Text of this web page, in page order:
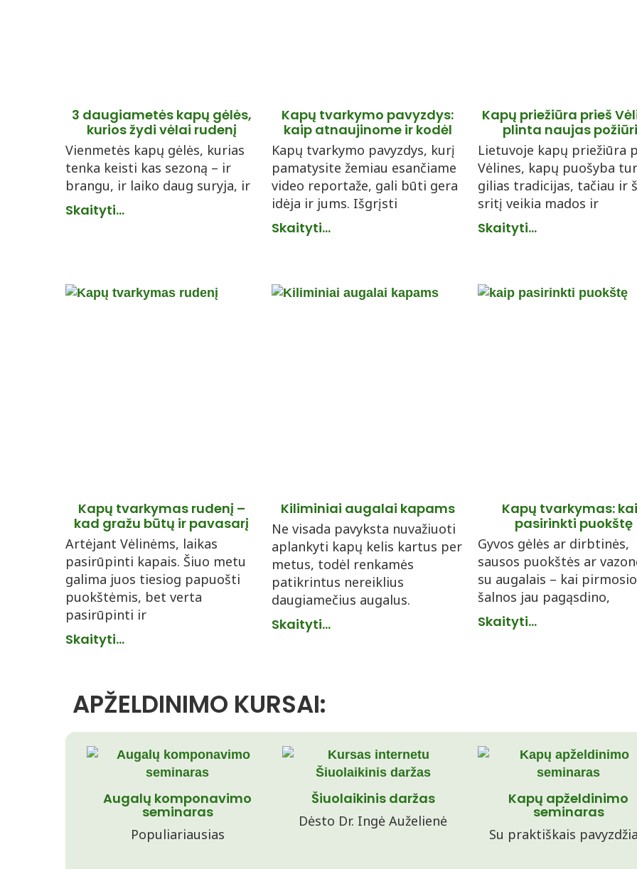
3 daugiametės kapų gėlės,
kurios žydi vėlai rudenį
Vienmetės kapų gėlės, kurias
tenka keisti kas sezoną – ir
brangu, ir laiko daug suryja, ir
Skaityti...
Kapų tvarkymo pavyzdys:
kaip atnaujinome ir kodėl
Kapų tvarkymo pavyzdys, kurį
pamatysite žemiau esančiame
video reportaže, gali būti gera
idėja ir jums. Išgrįsti
Skaityti...
Kapų priežiūra prieš
plinta naujas
Lietuvoje kapų priežiūra
Vėlines, kapų puošyba
gilias tradicijas, tačiau ir
sritį veikia mados ir
Skaityti...
Kapų tvarkymas rudenį –
kad gražu būtų ir pavasarį
Artėjant Vėlinėms, laikas
pasirūpinti kapais. Šiuo metu
galima juos tiesiog papuošti
puokštėmis, bet verta
pasirūpinti ir
Skaityti...
Kiliminiai augalai kapams
Ne visada pavyksta nuvažiuoti
aplankyti kapų kelis kartus per
metus, todėl renkamės
patikrintus nereiklius
daugiamečius augalus.
Skaityti...
Kapų tvarkymas:
pasirinkti puokštę
Gyvos gėlės ar dirbtinės,
sausos puokštės ar
su augalais – kai
šalnos jau pagąsdino,
Skaityti...
APŽELDINIMO KURSAI:
Augalų komponavimo
seminaras
Populiariausias
Šiuolaikinis daržas
Dėsto Dr. Ingė Auželienė
Kapų apželdinimo
seminaras
Su praktiškais